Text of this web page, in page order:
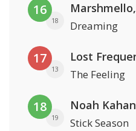
16
18 Dreaming
17
13
Lost
The Feeling
18
19
Noah Kahan
Stick Season